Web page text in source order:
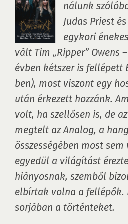
nálunk
Judas Priest
egykori
vált Tim „Ripper” Owens
évben kétszer is fellépett
ben), most viszont egy
után érkezett hozzánk.
volt, ha szellősen is, de
megtelt az Analog, a
összességében most
egyedül a világítást
hiányosnak, szemből
elbírtak volna a fellépők.
sorjában a történteket.